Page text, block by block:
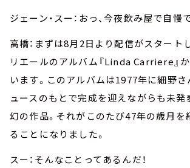
ジェーン・スー：おっ、今夜飲み屋で自慢
高橋：まずは8月2日より配信がスタート
リエールのアルバム『Linda Carriere』
います。このアルバムは1977年に細野
ュースのもとで完成を迎えながらも未発
幻の作品。それがこのたび47年の歳月を
ることになりました。
スー：そんなことってあるんだ！